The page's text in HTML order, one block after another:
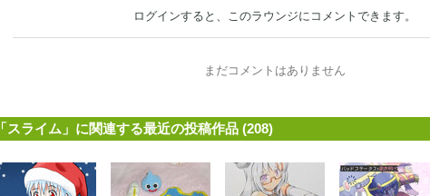
ログインすると、このラウンジにコメントできます。
まだコメントはありません
「スライム」に関連する最近の投稿作品 (208)